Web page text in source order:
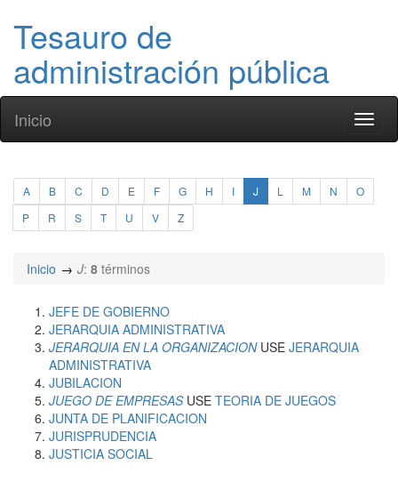
Tesauro de
administración pública
Inicio
A B C D E F G H I J L M N
O
P
R S T U V Z
Inicio J: 8 términos
JEFE DE GOBIERNO
JERARQUIA ADMINISTRATIVA
JERARQUIA EN LA ORGANIZACIONUSE JERARQUIA
ADMINISTRATIVA
JUBILACION
JUEGO DE EMPRESASUSE TEORIA DE JUEGOS
JUNTA DE PLANIFICACION
JURISPRUDENCIA
JUSTICIA SOCIAL